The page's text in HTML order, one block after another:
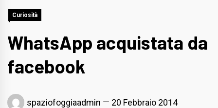
Curiosità
WhatsApp acquistata da
facebook
spaziofoggiaadmin 20 Febbraio 2014